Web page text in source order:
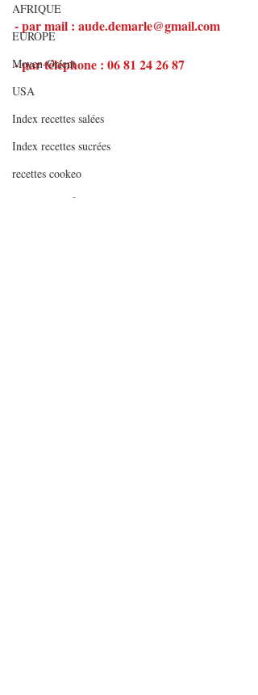
AFRIQUE
EUROPE
Moyen-Orient
USA
Index recettes salées
Index recettes sucrées
recettes cookeo
recettes soup&co
- par mail : aude.demarle@gmail.com
- par téléphone : 06 81 24 26 87